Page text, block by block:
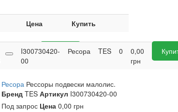
Цена Купить
0
0,00
грн
Купить
I300730420-
00
Ресора TES 0
0,00
грн
Ресора Рессоры подвески малолис.
Бренд TESАртикул I300730420-00
Под запрос Цена 0,00 грн